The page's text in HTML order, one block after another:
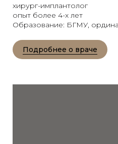
хирург-имплантолог
опыт более 4-х лет
Образование: БГМУ,
Подробнее о враче